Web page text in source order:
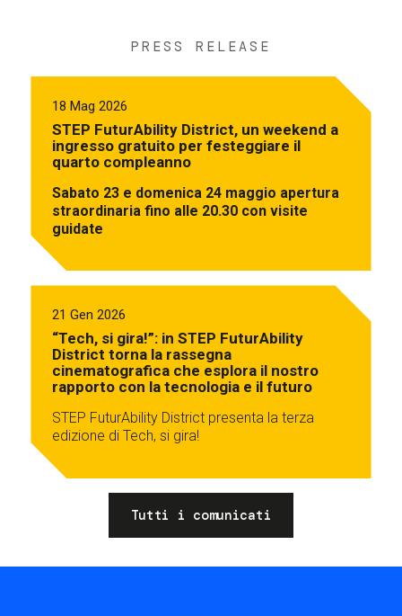
PRESS RELEASE
18 Mag 2026
STEP FuturAbility District, un weekend a
ingresso gratuito per festeggiare il
quarto compleanno
Sabato 23 e domenica 24 maggio apertura
straordinaria fino alle 20.30 con visite
guidate
21 Gen 2026
“Tech, si gira!”: in STEP FuturAbility
District torna la rassegna
cinematografica che esplora il nostro
rapporto con la tecnologia e il futuro
STEP FuturAbility District presenta la terza
edizione di Tech, si gira!
Tutti i comunicati